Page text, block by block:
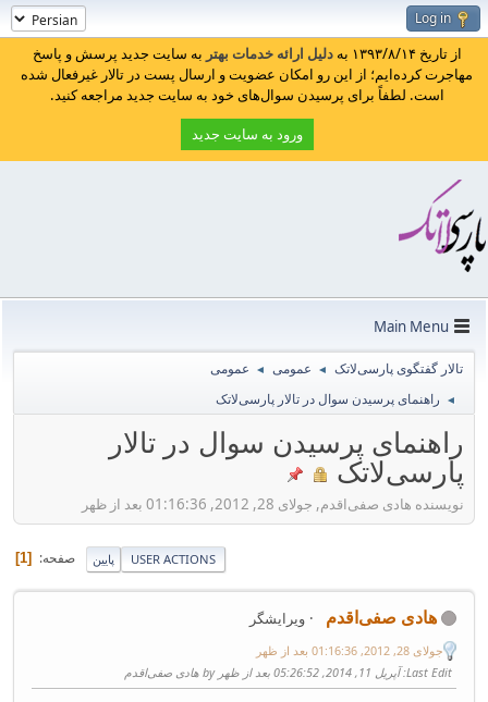
Log in
از تاریخ ۱۳۹۳/۸/۱۴ به دلیل ارائه خدمات بهتر به سایت جدید پرسش و پاسخ
مهاجرت کرده‌ایم؛ از این رو امکان عضویت و ارسال پست در تالار غیرفعال شده
است. لطفاً برای پرسیدن سوال‌های خود به سایت جدید مراجعه کنید.
ورود به سایت جدید
Main Menu
تالار گفتگوی پارسی‌لاتک ◄ عمومی ◄ عمومی
◄ راهنمای پرسیدن سوال در تالار پارسی‌لاتک
راهنمای پرسیدن سوال در تالار
پارسی‌لاتک
نویسنده هادی صفی‌اقدم, جولای 28, 2012, 01:16:36 بعد از ظهر
پایین صفحه 1 USER ACTIONS
هادی صفی‌اقدم ویرایشگر
جولای 28, 2012, 01:16:36 بعد از ظهر
Last Edit: آپریل 11, 2014, 05:26:52 بعد از ظهر by هادی صفی‌اقدم